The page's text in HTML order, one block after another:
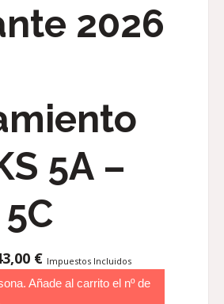
2026
5A –
€RANGO
DE
PRECIOS:
Impuestos Incluidos
Añade al carrito el nº de